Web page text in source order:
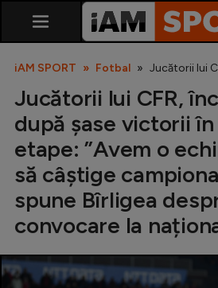
SuperLiga
Liga 2
Cupa României
iAM SPORT Fotbal Jucătorii lui
Jucătorii lui CFR,
după șase victorii
etape: ”Avem o
să câștige
spune Bîrligea
convocare la